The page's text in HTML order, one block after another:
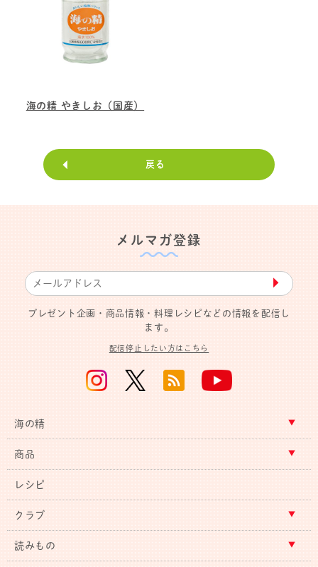
海の精 やきしお（国産）
戻る
メルマガ登録
▶︎
プレゼント企画・商品情報・料理レシピなどの情報を配信し
ます。
配信停止したい方はこちら
海の精
商品
レシピ
クラブ
読みもの